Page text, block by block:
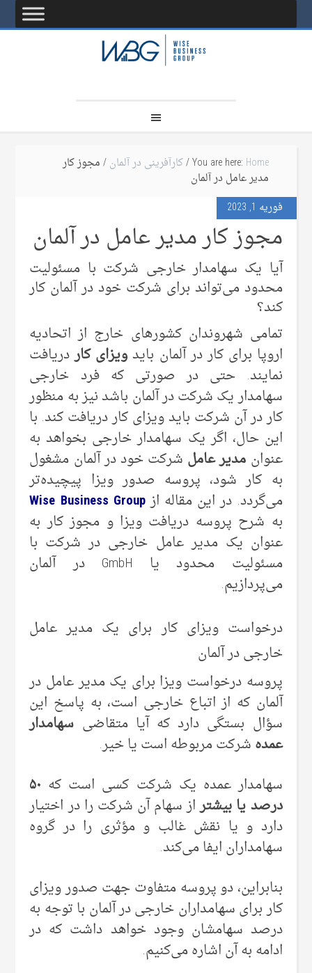
You are here: Home
/کارآفرینی در آلمان/ مجوز کار
مدیر عامل در آلمان
فوریه 1, 2023
مجوز کار مدیر عامل در آلمان
آیا یک سهامدار خارجی شرکت با مسئولیت
محدود می‌تواند برای شرکت خود در آلمان کار
کند؟
تمامی شهروندان کشورهای خارج از اتحادیه
اروپا برای کار در آلمان بایدویزای کاردریافت
نمایند. حتی در صورتی که فرد خارجی
سهامدار یک شرکت در آلمان باشد نیز به منظور
کار در آن شرکت باید ویزای کار دریافت کند. با
این حال، اگر یک سهامدار خارجی بخواهد به
عنوان مدیر عامل شرکت خود در آلمان مشغول
به کار شود، پروسه صدور ویزا پیچیده‌تر
می‌گردد. در این مقاله ازWise Business Group
به شرح پروسه دریافت ویزا و مجوز کار به
عنوان یک مدیر عامل خارجی در شرکت با
مسئولیت محدود یا GmbH در آلمان
می‌پردازیم.
درخواست ویزای کار برای یک مدیر عامل
خارجی در آلمان
پروسه درخواست ویزا برای یک مدیر عامل در
آلمان که از اتباع خارجی است، به پاسخ این
سؤال بستگی دارد که آیا متقاضی سهامدار
عمدهشرکت مربوطه است یا خیر.
سهامدار عمده یک شرکت کسی است که ۵۰
درصد یا بیشتراز سهام آن شرکت را در اختیار
دارد و یا نقش غالب و مؤثری را در گروه
سهامداران ایفا می‌کند.
بنابراین، دو پروسه متفاوت جهت صدور ویزای
کار برای سهامداران خارجی در آلمان با توجه به
درصد سهامشان وجود خواهد داشت که در
ادامه به آن اشاره می‌کنیم.